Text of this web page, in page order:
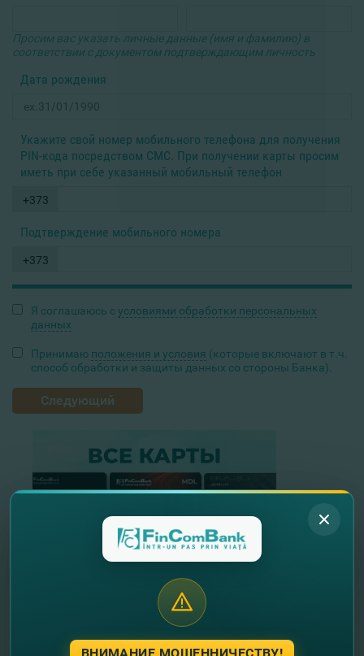
Просим вас указать личные данные (имя и фамилию) в
соответствии с документом подтверждающим личность
Дата рождения
Укажите свой номер мобильного телефона для получения
PIN-кода посредством СМС. При получении карты просим
иметь при себе указанный мобильный телефон
+373
Подтверждение мобильного номера
+373
Я соглашаюсь с условиями обработки персональных
данных
Принимаю положения и условия (которые включают в т.ч.
способ обработки и защиты данных со стороны Банка).
Следующий